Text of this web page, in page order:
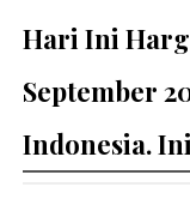
Hari Ini
September
Indonesia.